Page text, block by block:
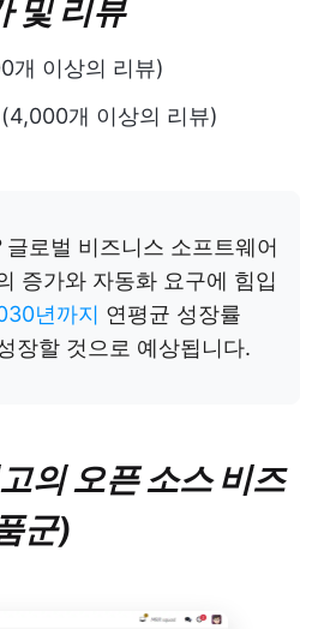
및 리뷰
개 이상의 리뷰)
개 이상의 리뷰)
글로벌 비즈니스 소프트웨어
증가와 자동화 요구에 힘입
년까지 연평균 성장률
장할 것으로 예상됩니다.
의 오픈 소스 비즈
군)